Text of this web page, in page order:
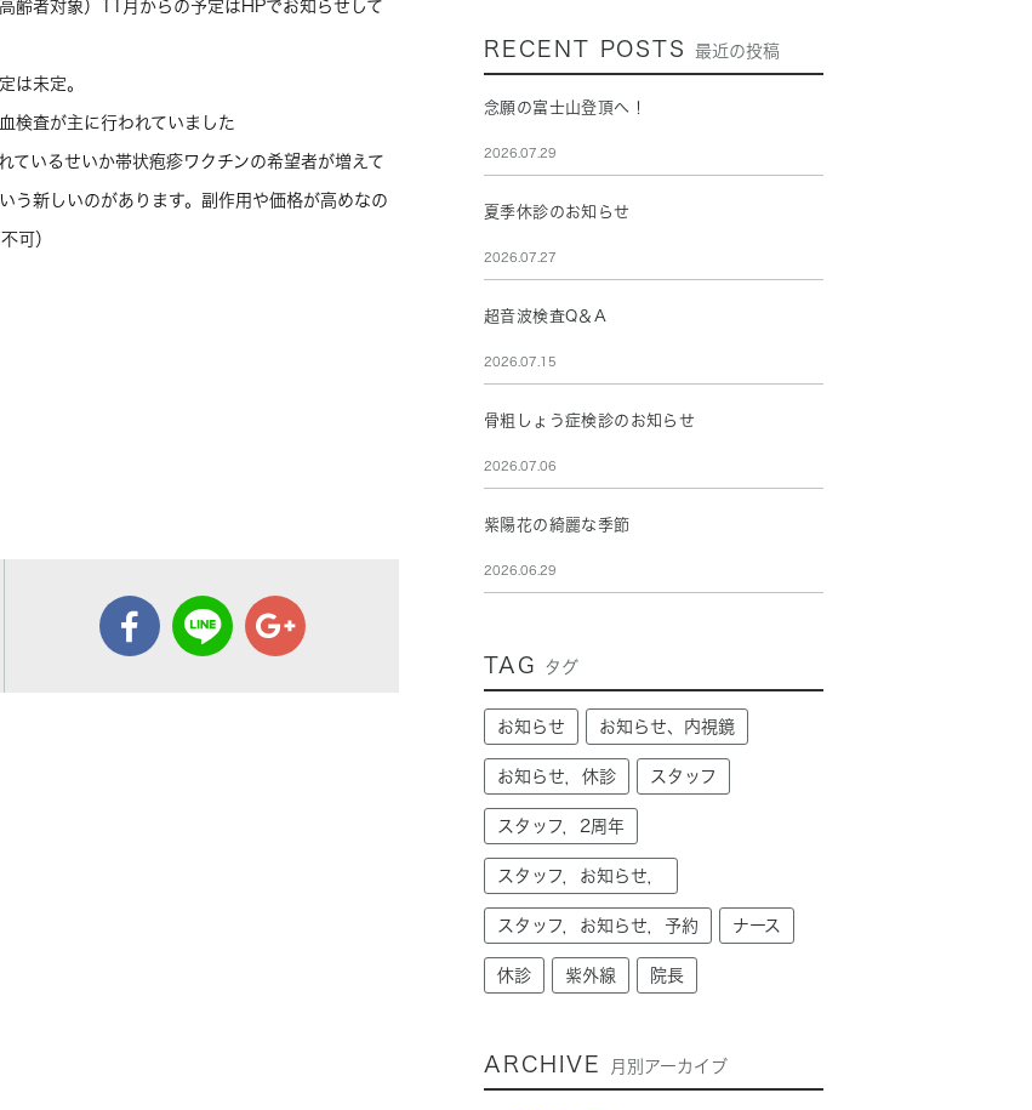
齢者対象）11月からの予定はHPでお知らせして
は未定。
検査が主に行われていました
いるせいか帯状疱疹ワクチンの希望者が増えて
う新しいのがあります。副作用や価格が高めなの
可）
RECENT POSTS 最近の投稿
念願の富士山登頂へ！
2026.07.29
夏季休診のお知らせ
2026.07.27
超音波検査Q＆A
2026.07.15
骨粗しょう症検診のお知らせ
2026.07.06
紫陽花の綺麗な季節
2026.06.29
TAG タグ
お知らせ お知らせ、内視鏡
お知らせ，休診 スタッフ
スタッフ，2周年
スタッフ，お知らせ，
スタッフ，お知らせ，予約 ナース
休診 紫外線 院長
ARCHIVE 月別アーカイブ